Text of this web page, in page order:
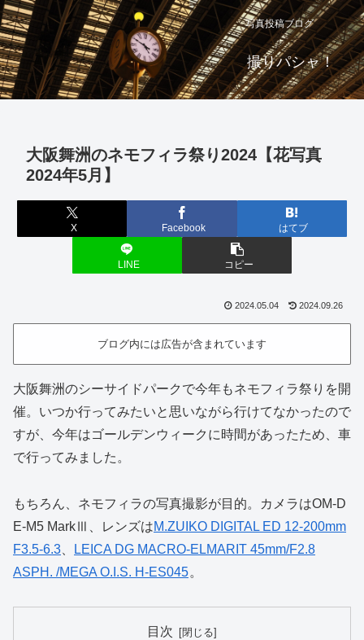
写真投稿ブログ
撮りパシャ！
大阪舞洲のネモフィラ祭り2024【花写真
2024年5月】
X Facebook はてブ
LINE コピー
2024.05.04 2024.09.26
ブログ内には広告が含まれています
大阪舞洲のシーサイドパークで今年もネモフィラ祭りを開
催。いつか行ってみたいと思いながら行けてなかったので
すが、今年はゴールデンウィークに時間があったため、車
で行ってみました。
もちろん、ネモフィラの写真撮影が目的。カメラはOM-D
E-M5 MarkⅢ、レンズはM.ZUIKO DIGITAL ED 12-200mm
F3.5-6.3
LEICA DG MACRO-ELMARIT 45mm/F2.8
ASPH. /MEGA O.I.S. H-ES045。
目次